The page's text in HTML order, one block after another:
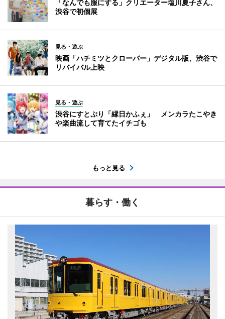
「なんでも服にする」クリエーター塩川夏子さん、
渋谷で初個展
見る・遊ぶ
映画「ハチミツとクローバー」デジタル版、渋谷で
リバイバル上映
見る・遊ぶ
渋谷にすとぷり「縁日かふぇ」 メンカラたこやき
や楽曲流して育てたイチゴも
もっと見る
暮らす・働く